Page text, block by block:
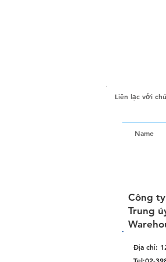
Name
Công
Trung
Địa chỉ:
Liên lạc với